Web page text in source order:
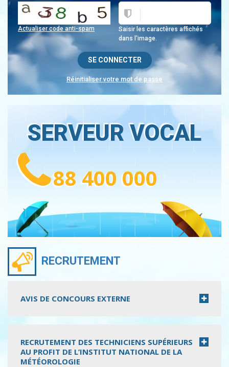
Saisir les caractères affichés
dans l'image.
Actualiser code anti-spam
Réinitialiser votre mot de passe
SERVEUR VOCAL
88 400 000
RECRUTEMENT
AVIS DE CONCOURS EXTERNE
RECRUTEMENT DES TECHNICIENS SUPÉRIEURS
AU PROFIT DE L’INSTITUT NATIONAL DE LA
MÉTÉOROLOGIE